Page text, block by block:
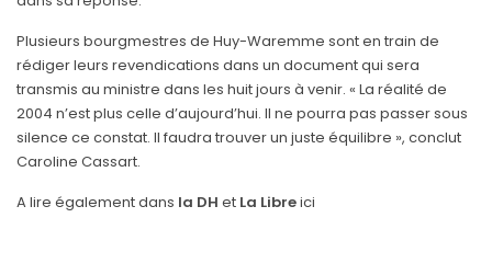
Plusieurs bourgmestres de Huy-Waremme sont en train de
rédiger leurs revendications dans un document qui sera
transmis au ministre dans les huit jours à venir. « La réalité de
2004 n’est plus celle d’aujourd’hui. Il ne pourra pas passer sous
silence ce constat. Il faudra trouver un juste équilibre », conclut
Caroline Cassart.
A lire également dans la DH et La Libreici